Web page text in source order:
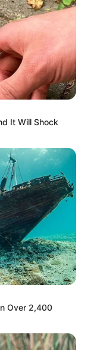
00:00
Mute
dalam nominasi
Si
Hernan
It Will Shock
Over 2,400